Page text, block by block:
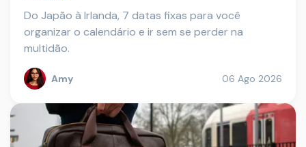
Do Japão à Irlanda, 7 datas fixas para você
organizar o calendário e ir sem se perder na
multidão.
Amy 06 Ago 2026